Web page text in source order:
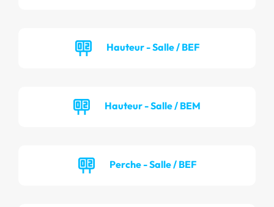
Hauteur - Salle / BEF
Hauteur - Salle / BEM
Perche - Salle / BEF